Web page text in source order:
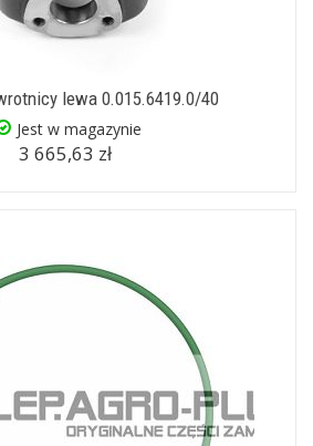
lewa 0.015.6419.0/40
Jest w magazynie
3 665,63 zł